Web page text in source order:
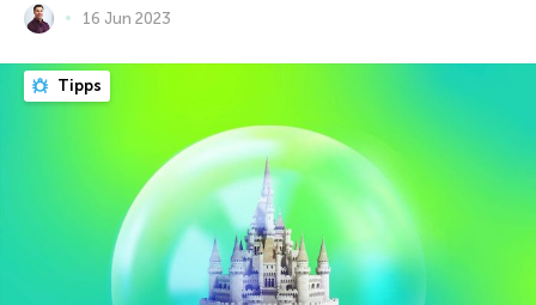
16 Jun 2023
Tipps